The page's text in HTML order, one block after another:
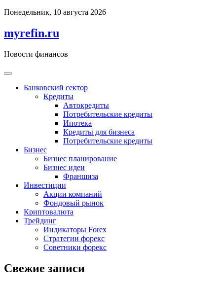
Перейти
содержимому
Понедельник, 10 августа 2026
myrefin.ru
Новости финансов
Банковский сектор
Кредиты
Автокредиты
Потребительские кредиты
Ипотека
Кредиты для бизнеса
Потребительские кредиты
Бизнес
Бизнес планирование
Бизнес идеи
Франшиза
Инвестиции
Акции компаний
Фондовый рынок
Криптовалюта
Трейдинг
Индикаторы Forex
Стратегии форекс
Советники форекс
Свежие записи